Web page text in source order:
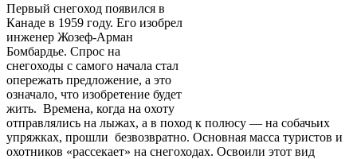
Первый снегоход появился в
Канаде в 1959 году. Его изобрел
инженер Жозеф-Арман
Бомбардье. Спрос на
снегоходы с самого начала стал
опережать предложение, а это
означало, что изобретение будет
жить. Времена, когда на охоту
отправлялись на лыжах, а в поход к полюсу — на собачьих
упряжках, прошли безвозвратно. Основная масса туристов и
охотников «рассекает» на снегоходах. Освоили этот вид